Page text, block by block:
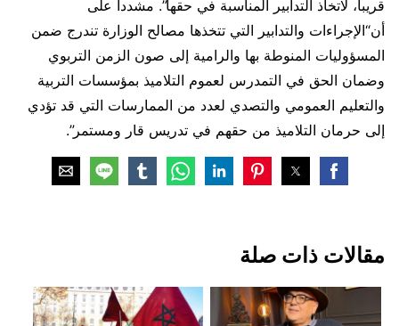
قريبا، لاتخاذ التدابير المناسبة في حقها”. مشددا على
أن“الإجراءات والتدابير التي تتخذها مصالح الوزارة تندرج ضمن
المسؤوليات المنوطة بها والرامية إلى صون الزمن التربوي
وضمان الحق في التمدرس لعموم التلاميذ بمؤسسات التربية
والتعليم العمومي والتصدي لعدد من الممارسات التي قد تؤدي
إلى حرمان التلاميذ من حقهم في تدريس قار ومستمر”.
‏مقالات ذات صلة